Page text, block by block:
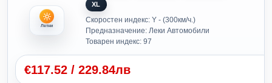
Летни
XL
Скоростен индекс: Y - (300км/ч.)
Предназначение: Леки Автомобили
Товарен индекс: 97
€117.52 / 229.84лв